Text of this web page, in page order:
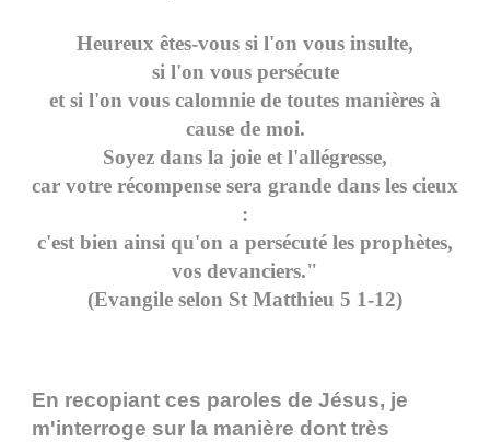
Heureux êtes-vous si l'on vous insulte,
si l'on vous persécute
et si l'on vous calomnie de toutes manières à
cause de moi.
Soyez dans la joie et l'allégresse,
car votre récompense sera grande dans les cieux
:
c'est bien ainsi qu'on a persécuté les prophètes,
vos devanciers."
(Evangile selon St Matthieu 5 1-12)
En recopiant ces paroles de Jésus, je
m'interroge sur la manière dont très